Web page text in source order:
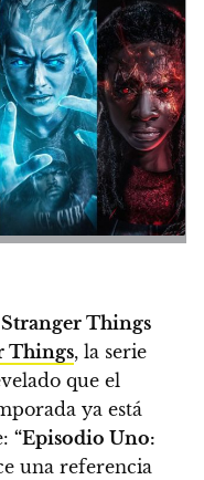
Stranger Things
Things, la serie
que el
ya está
“Episodio Uno:
una referencia